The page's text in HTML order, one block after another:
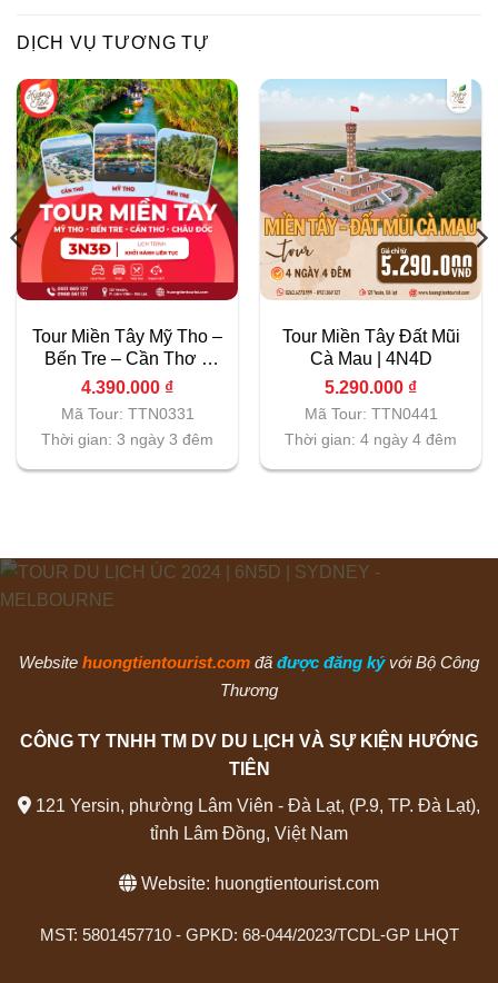
DỊCH VỤ TƯƠNG TỰ
Tour Miền Tây Mỹ Tho –
Bến Tre – Cần Thơ –
Châu Đốc | 3N3D
4.390.000 ₫
Mã Tour: TTN0331
Thời gian: 3 ngày 3 đêm
Tour Miền Tây Đất Mũi
Cà Mau | 4N4D
5.290.000 ₫
Mã Tour: TTN0441
Thời gian: 4 ngày 4 đêm
Website huongtientourist.com đã được đăng ký với Bộ Công
Thương
CÔNG TY TNHH TM DV DU LỊCH VÀ SỰ KIỆN HƯỚNG
TIÊN
121 Yersin, phường Lâm Viên - Đà Lạt, (P.9, TP. Đà Lạt),
tỉnh Lâm Đồng, Việt Nam
Website: huongtientourist.com
MST: 5801457710 - GPKD: 68-044/2023/TCDL-GP LHQT